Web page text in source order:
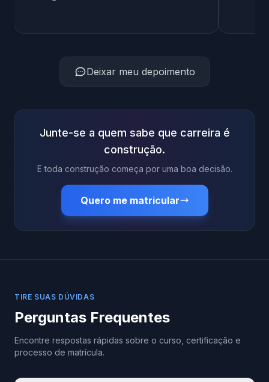
Deixar meu depoimento
Junte-se a quem sabe que carreira é
construção.
E toda construção começa por uma boa decisão.
Quero me matricular
TIRE SUAS DÚVIDAS
Perguntas Frequentes
Encontre respostas rápidas sobre o curso, certificação e
processo de matrícula.